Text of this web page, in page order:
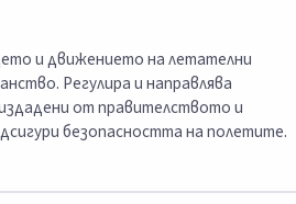
и движението на летателни
Регулира и направлява
от правителството и
безопасността на полетите.